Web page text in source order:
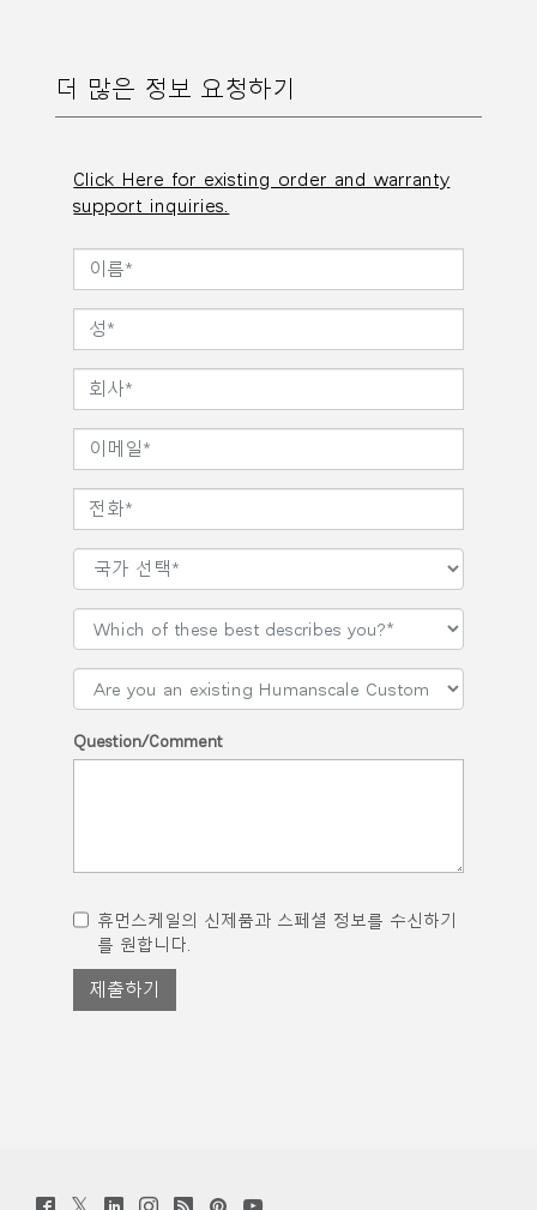
더 많은 정보 요청하기
Click Here for existing order and warranty
support inquiries.
Question/Comment
휴먼스케일의 신제품과 스페셜 정보를 수신하기
를 원합니다.
FacebookTwitter LinkedInInstagramHumanscale
PinterstYouTube